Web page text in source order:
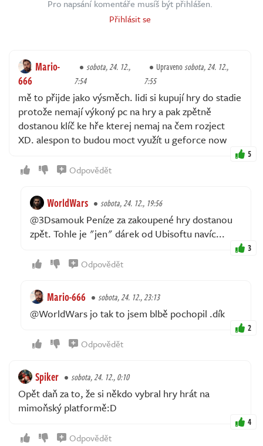
Pro napsání komentáře musíš být přihlášen.
Přihlásit se
Mario-
666
sobota, 24. 12.,
7:54
Upravenosobota, 24. 12.,
7:55
mě to přijde jako výsměch. lidi si kupují hry do stadie
protože nemají výkoný pc na hry a pak zpětně
dostanou klíč ke hře kterej nemaj na čem rozject
XD. alespon to budou moct využít u geforce now
5
Odpovědět
WorldWars sobota, 24. 12., 19:56
@3Dsamouk Peníze za zakoupené hry dostanou
zpět. Tohle je "jen" dárek od Ubisoftu navíc...
3
Odpovědět
Mario-666 sobota, 24. 12., 23:13
@WorldWars jo tak to jsem blbě pochopil .dík
2
Odpovědět
Spiker sobota, 24. 12., 0:10
Opět daň za to, že si někdo vybral hry hrát na
mimoňský platformě:D
4
Odpovědět